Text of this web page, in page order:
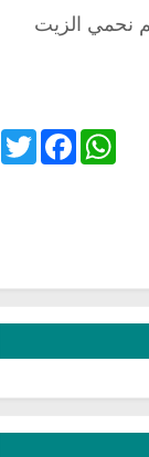
نحمي الزيت
Twitter
FacebookWhatsApp